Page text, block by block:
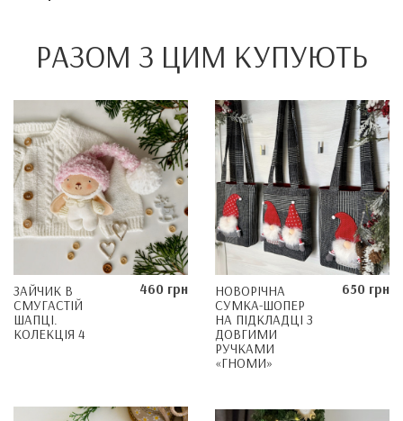
РАЗОМ З ЦИМ КУПУЮТЬ
ЗАЙЧИК В
СМУГАСТІЙ
ШАПЦІ.
КОЛЕКЦІЯ 4
460 грн
НОВОРІЧНА
СУМКА-ШОПЕР
НА ПІДКЛАДЦІ З
ДОВГИМИ
РУЧКАМИ
«ГНОМИ»
650 грн